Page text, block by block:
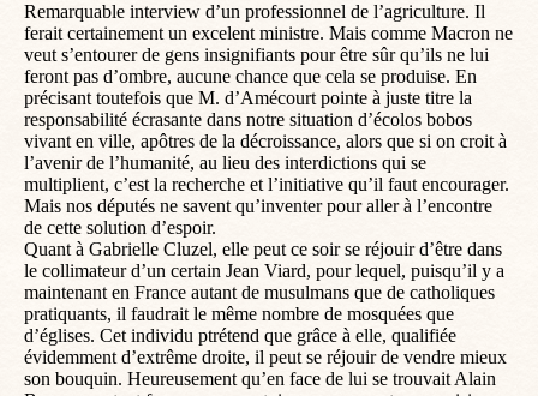
Remarquable interview d’un professionnel de l’agriculture. Il
ferait certainement un excelent ministre. Mais comme Macron ne
veut s’entourer de gens insignifiants pour être sûr qu’ils ne lui
feront pas d’ombre, aucune chance que cela se produise. En
précisant toutefois que M. d’Amécourt pointe à juste titre la
responsabilité écrasante dans notre situation d’écolos bobos
vivant en ville, apôtres de la décroissance, alors que si on croit à
l’avenir de l’humanité, au lieu des interdictions qui se
multiplient, c’est la recherche et l’initiative qu’il faut encourager.
Mais nos députés ne savent qu’inventer pour aller à l’encontre
de cette solution d’espoir.
Quant à Gabrielle Cluzel, elle peut ce soir se réjouir d’être dans
le collimateur d’un certain Jean Viard, pour lequel, puisqu’il y a
maintenant en France autant de musulmans que de catholiques
pratiquants, il faudrait le même nombre de mosquées que
d’églises. Cet individu ptrétend que grâce à elle, qualifiée
évidemment d’extrême droite, il peut se réjouir de vendre mieux
son bouquin. Heureusement qu’en face de lui se trouvait Alain